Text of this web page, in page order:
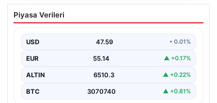
Trabzon’da Otobüste Fenalaşan
Yolcuya Şoförün Hızlı Müdahalesi
yaşındaki yolcu Hasan Öner’in hayatı, şoför Sinan
Erdoğan’ın…
Piyasa Verileri
USD 47.59 • 0.01%
EUR 55.14 ▲ +0.17%
ALTIN 6510.3 ▲ +0.22%
BTC 3070740 ▲ +0.81%